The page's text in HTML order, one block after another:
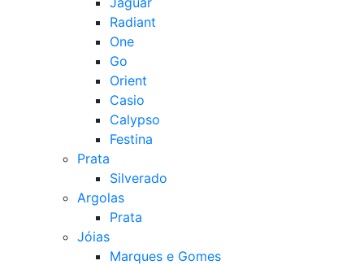
Radiant
One
Go
Orient
Casio
Calypso
Festina
Prata
Silverado
Argolas
Prata
Jóias
Marques e Gomes